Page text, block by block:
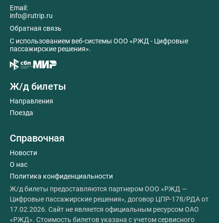
Email:
info@rutrip.ru
Обратная связь
C использованием веб-системы ООО «РЖД - Цифровые
пассажирские решения».
Ж/д билеты
Направления
Поезда
Справочная
Новости
О нас
Политика конфиденциальности
Ж/д билеты предоставляются партнером ООО «РЖД —
Цифровые пассажирские решения», договор ЦПР-178/РДА от
17.02.2026. Сайт не является официальным ресурсом ОАО
«РЖД». Стоимость билетов указана с учетом сервисного